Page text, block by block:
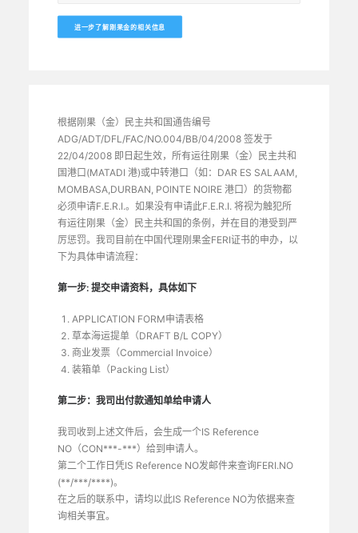
进一步了解刚果金的相关信息
根据刚果（金）民主共和国通告编号
ADG/ADT/DFL/FAC/NO.004/BB/04/2008 签发于
22/04/2008 即日起生效，所有运往刚果（金）民主共和
国港口(MATADI 港)或中转港口（如：DAR ES SALAAM,
MOMBASA,DURBAN, POINTE NOIRE 港口）的货物都
必须申请F.E.R.I.。如果没有申请此F.E.R.I. 将视为触犯所
有运往刚果（金）民主共和国的条例，并在目的港受到严
厉惩罚。我司目前在中国代理刚果金FERI证书的申办，以
下为具体申请流程：
第一步: 提交申请资料，具体如下
APPLICATION FORM申请表格
草本海运提单（DRAFT B/L COPY）
商业发票（Commercial Invoice）
装箱单（Packing List）
第二步：我司出付款通知单给申请人
我司收到上述文件后，会生成一个IS Reference
NO（CON***-***）给到申请人。
第二个工作日凭IS Reference NO发邮件来查询FERI.NO
(**/***/****)。
在之后的联系中，请均以此IS Reference NO为依据来查
询相关事宜。